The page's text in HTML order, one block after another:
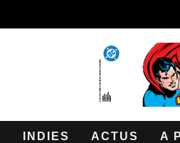
INDIES ACTUS A